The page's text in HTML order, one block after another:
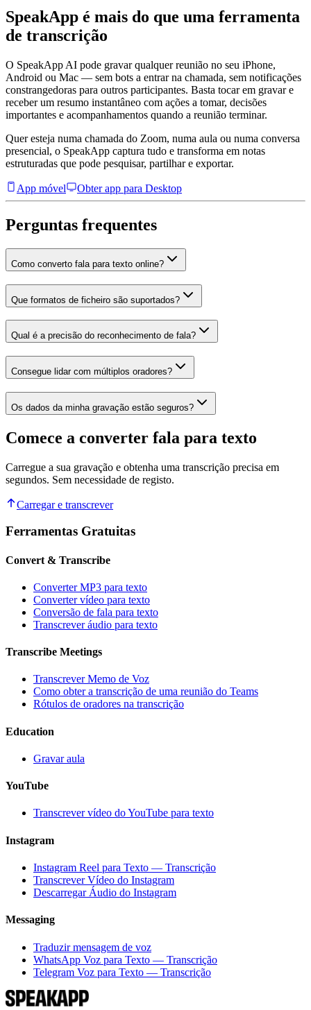
SpeakApp é mais do que uma ferramenta
de transcrição
O SpeakApp AI pode gravar qualquer reunião no seu iPhone,
Android ou Mac — sem bots a entrar na chamada, sem notificações
constrangedoras para outros participantes. Basta tocar em gravar e
receber um resumo instantâneo com ações a tomar, decisões
importantes e acompanhamentos quando a reunião terminar.
Quer esteja numa chamada do Zoom, numa aula ou numa conversa
presencial, o SpeakApp captura tudo e transforma em notas
estruturadas que pode pesquisar, partilhar e exportar.
App móvel Obter app para Desktop
Perguntas frequentes
Como converto fala para texto online?
Que formatos de ficheiro são suportados?
Qual é a precisão do reconhecimento de fala?
Consegue lidar com múltiplos oradores?
Os dados da minha gravação estão seguros?
Comece a converter fala para texto
Carregue a sua gravação e obtenha uma transcrição precisa em
segundos. Sem necessidade de registo.
Carregar e transcrever
Ferramentas Gratuitas
Convert & Transcribe
Converter MP3 para texto
Converter vídeo para texto
Conversão de fala para texto
Transcrever áudio para texto
Transcribe Meetings
Transcrever Memo de Voz
Como obter a transcrição de uma reunião do Teams
Rótulos de oradores na transcrição
Education
Gravar aula
YouTube
Transcrever vídeo do YouTube para texto
Instagram
Instagram Reel para Texto — Transcrição
Transcrever Vídeo do Instagram
Descarregar Áudio do Instagram
Messaging
Traduzir mensagem de voz
WhatsApp Voz para Texto — Transcrição
Telegram Voz para Texto — Transcrição